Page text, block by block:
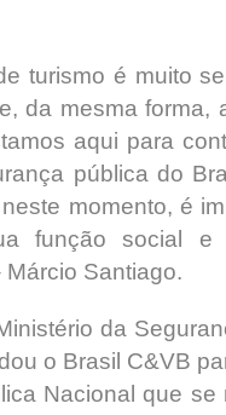
turismo é muito
da mesma forma,
aqui para
pública do
momento, é
função social e
Santiago.
da
o Brasil C&VB
Nacional que se